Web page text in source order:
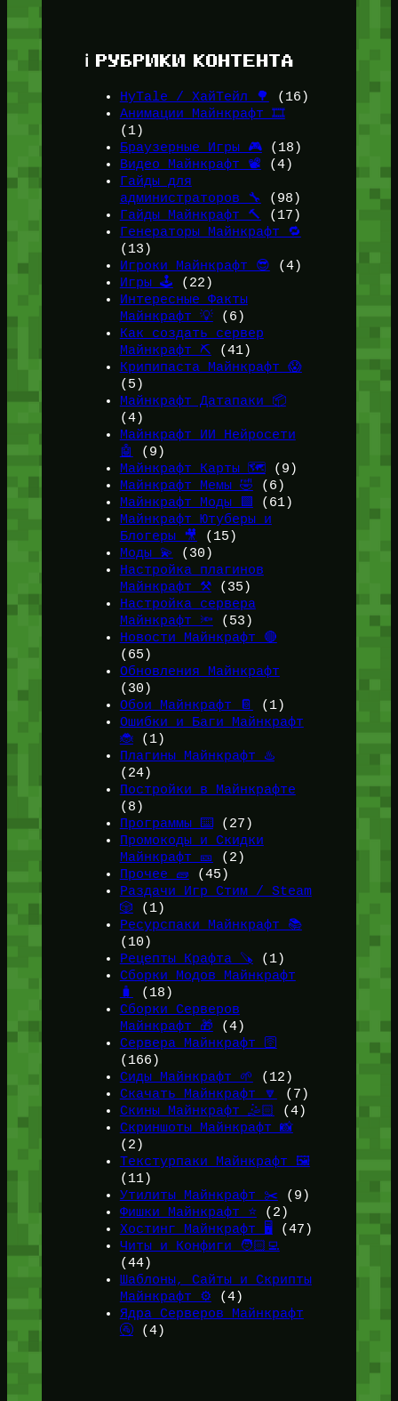
ℹ️ РУБРИКИ КОНТЕНТА
HyTale / ХайТейл 🌳
(16)
Анимации Майнкрафт 🎞️
(1)
Браузерные Игры 🎮(18)
Видео Майнкрафт 📽️ (4)
Гайды для
администраторов 🔧
(98)
Гайды Майнкрафт 🔨
(17)
Генераторы Майнкрафт 🔁
(13)
Игроки Майнкрафт 😎 (4)
Игры 🕹️ (22)
Интересные Факты
Майнкрафт 💡(6)
Как создать сервер
Майнкрафт ⛏️ (41)
Крипипаста Майнкрафт 😱
(5)
Майнкрафт Датапаки 📦
(4)
Майнкрафт ИИ Нейросети
🤖
(9)
Майнкрафт Карты 🗺️ (9)
Майнкрафт Мемы 🤣 (6)
Майнкрафт Моды 🟩
(61)
Майнкрафт Ютуберы и
Блогеры 🎥
(15)
Моды 💫
(30)
Настройка плагинов
Майнкрафт ⚒️(35)
Настройка сервера
Майнкрафт 🔦 (53)
Новости Майнкрафт 🔴
(65)
Обновления Майнкрафт
(30)
Обои Майнкрафт 📔
(1)
Ошибки и Баги Майнкрафт
🐞(1)
Плагины Майнкрафт ♨️
(24)
Постройки в Майнкрафте
(8)
Программы ⌨️ (27)
Промокоды и Скидки
Майнкрафт 🎫
(2)
Прочее 🧱 (45)
Раздачи Игр Стим / Steam
🎲 (1)
Ресурспаки Майнкрафт 📚
(10)
Рецепты Крафта 🪚 (1)
Сборки Модов Майнкрафт
🧳
(18)
Сборки Серверов
Майнкрафт 🎁 (4)
Сервера Майнкрафт 🛜
(166)
Сиды Майнкрафт 🌱
(12)
Скачать Майнкрафт 🔽
(7)
Скины Майнкрафт 🤹🏻
(4)
Скриншоты Майнкрафт 📸
(2)
Текстурпаки Майнкрафт 🖼️
(11)
Утилиты Майнкрафт ✂️ (9)
Фишки Майнкрафт ⭐(2)
Хостинг Майнкрафт 🖥️ (47)
Читы и Конфиги 🧑🏻‍💻
(44)
Шаблоны, Сайты и Скрипты
Майнкрафт ⚙️ (4)
Ядра Серверов Майнкрафт
🚰(4)